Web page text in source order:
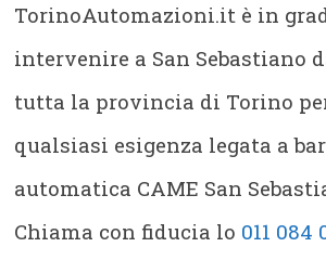
TorinoAutomazioni.it è in
intervenire a San Sebastiano
tutta la provincia di Torino
qualsiasi esigenza legata a
automatica CAME San
Chiama con fiducia lo 011 084